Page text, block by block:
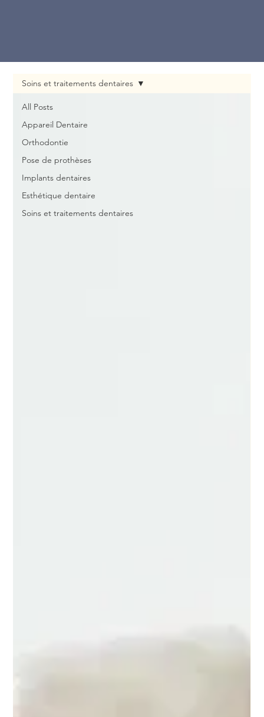
All Posts
Appareil Dentaire
Orthodontie
Pose de prothèses
Implants dentaires
Esthétique dentaire
Soins et traitements dentaires
Soins et traitements dentaires